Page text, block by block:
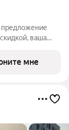
предложение
ваша
с
мне